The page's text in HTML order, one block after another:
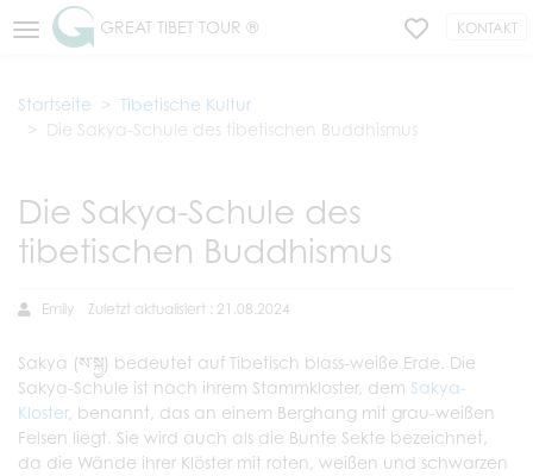
GREAT TIBET TOUR ® KONTAKT
Startseite
Tibetische Kultur
Die Sakya-Schule des tibetischen Buddhismus
Die Sakya-Schule des
tibetischen Buddhismus
Emily Zuletzt aktualisiert : 21.08.2024
Sakya (ས་སྐྱ) bedeutet auf Tibetisch blass-weiße Erde. Die
Sakya-Schule ist nach ihrem Stammkloster, dem Sakya-
Kloster, benannt, das an einem Berghang mit grau-weißen
Felsen liegt. Sie wird auch als die Bunte Sekte bezeichnet,
da die Wände ihrer Klöster mit roten, weißen und schwarzen